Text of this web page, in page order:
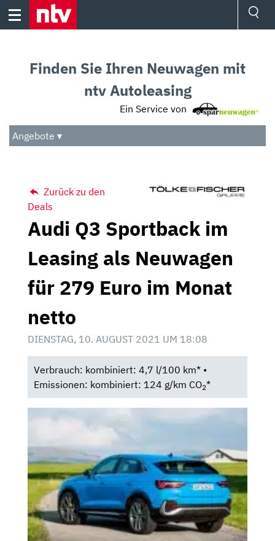
Skip
Audio
Das Beste
Finden Sie Ihren Neuwagen mit
ntv Autoleasing
Ein Service von
Angebote ▾
Zurück zu den
Deals
Audi Q3 Sportback im
Leasing als Neuwagen
für 279 Euro im Monat
netto
DIENSTAG, 10. AUGUST 2021 UM 18:08
Verbrauch: kombiniert: 4,7 l/100 km* •
Emissionen: kombiniert: 124 g/km CO2*